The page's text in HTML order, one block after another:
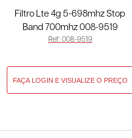
Filtro Lte 4g 5-698mhz Stop
Band 700mhz 008-9519
Ref: 008-9519